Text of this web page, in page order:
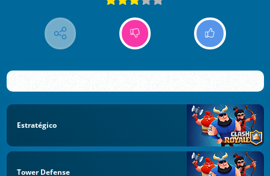
Estratégico
Tower Defense